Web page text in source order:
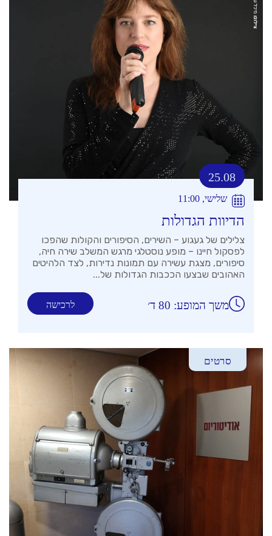
25.08
שלישי, 11:00
הדיוות הגדולות
צלילים של געגוע – השירים, הסיפורים והקולות שהפכו
לפסקול חיינו – מופע נוסטלגי מרגש המשלב שירה חיה,
סיפורים, מצגת עשירה עם תמונות נדירות, לצד הלהיטים
האהובים שבצעו הככבות הגדולות של...
לרכישה משך המופע: 80 ד׳
סרטים